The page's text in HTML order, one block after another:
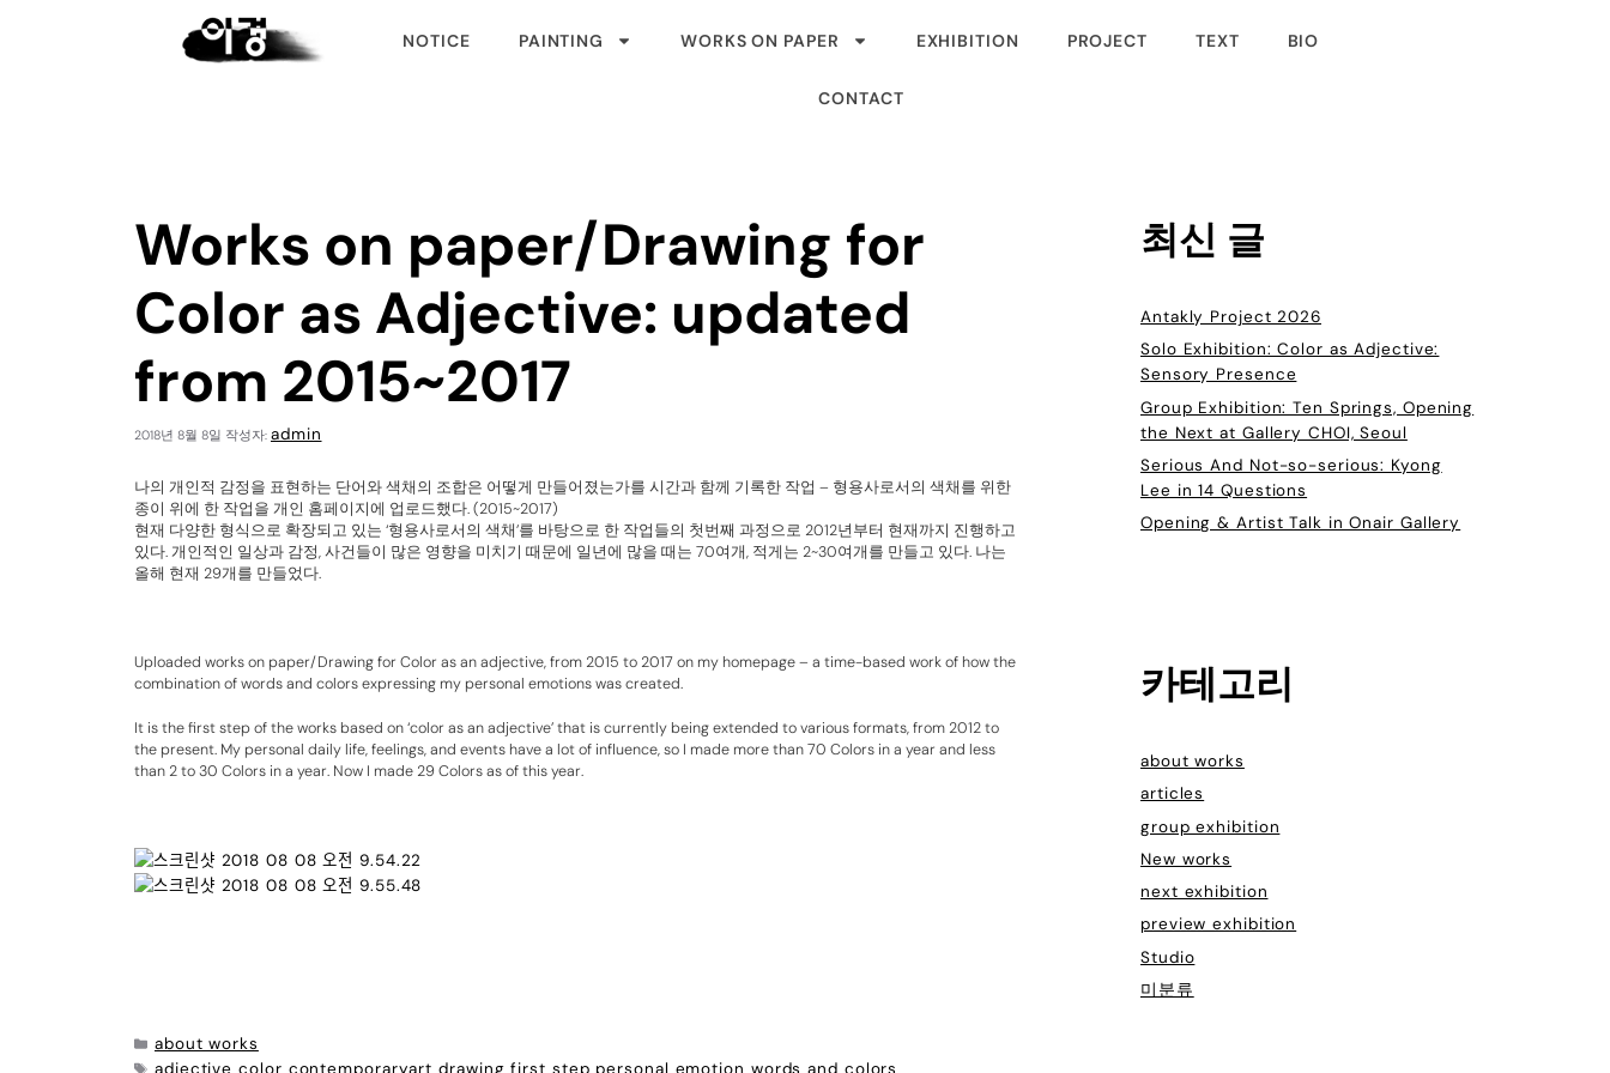
NOTICE PAINTING WORKS ON PAPER EXHIBITION PROJECT TEXT BIO
CONTACT
Works on paper/Drawing for
Color as Adjective: updated
from 2015~2017
2018년 8월 8일 작성자: admin
나의 개인적 감정을 표현하는 단어와 색채의 조합은 어떻게 만들어졌는가를 시간과 함께 기록한 작업 – 형용사로서의 색채를 위한
종이 위에 한 작업을 개인 홈페이지에 업로드했다. (2015~2017)
현재 다양한 형식으로 확장되고 있는 ‘형용사로서의 색채’를 바탕으로 한 작업들의 첫번째 과정으로 2012년부터 현재까지 진행하고
있다. 개인적인 일상과 감정, 사건들이 많은 영향을 미치기 때문에 일년에 많을 때는 70여개, 적게는 2~30여개를 만들고 있다. 나는
올해 현재 29개를 만들었다.
Uploaded works on paper/Drawing for Color as an adjective, from 2015 to 2017 on my homepage – a time-based work of how the
combination of words and colors expressing my personal emotions was created.
It is the first step of the works based on ‘color as an adjective’ that is currently being extended to various formats, from 2012 to
the present. My personal daily life, feelings, and events have a lot of influence, so I made more than 70 Colors in a year and less
than 2 to 30 Colors in a year. Now I made 29 Colors as of this year.
about works
adjective ,color contemporaryart ,drawing ,first step personal emotion words and colors
최신 글
Antakly Project 2026
Solo Exhibition: Color as Adjective:
Sensory Presence
Group Exhibition: Ten Springs, Opening
the Next at Gallery CHOI, Seoul
Serious And Not-so-serious: Kyong
Lee in 14 Questions
Opening & Artist Talk in Onair Gallery
카테고리
about works
articles
group exhibition
New works
next exhibition
preview exhibition
Studio
미분류